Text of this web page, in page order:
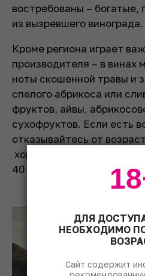
востребованы –
из вызревшего винограда.
Кроме региона играет
производителя – в винах
ноты скошенной травы и
спелого абрикоса или
фруктов, айвы,
сухофруктов. Если есть
отказывайтесь от
хорошо сделанные, они
40 и более лет.
ДЛЯ
НЕОБХОДИМО
Сайт содержит